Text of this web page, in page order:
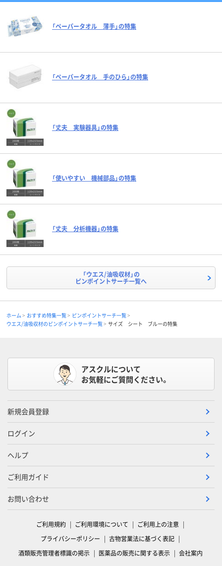
「ペーパータオル 薄手」の特集
「ペーパータオル 手のひら」の特集
「丈夫 実験器具」の特集
「使いやすい 機械部品」の特集
「丈夫 分析機器」の特集
「ウエス/油吸収材」の
ピンポイントサーチ一覧へ
ホーム おすすめ特集一覧
ピンポイントサーチ一覧
ウエス/油吸収材のピンポイントサーチ一覧
サイズ シート ブルーの特集
アスクルについて
お気軽にご質問ください。
新規会員登録
ログイン
ヘルプ
ご利用ガイド
お問い合わせ
ご利用規約 ご利用環境について
ご利用上の注意
プライバシーポリシー
古物営業法に基づく表記
酒類販売管理者標識の掲示
医薬品の販売に関する表示 会社案内